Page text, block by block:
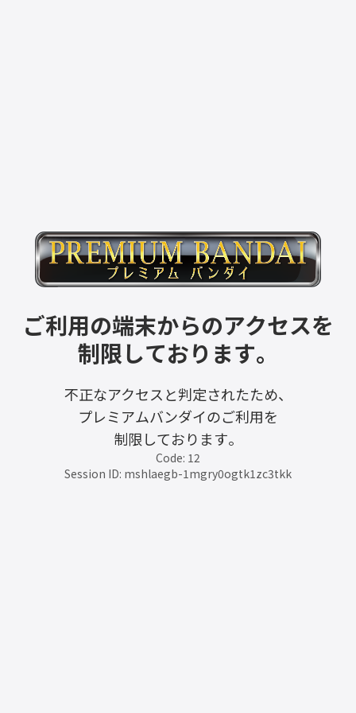
ご利用の端末からのアクセスを
制限しております。
不正なアクセスと判定されたため、
プレミアムバンダイのご利用を
制限しております。
Code: 12
Session ID: mshlaegb-1mgry0ogtk1zc3tkk